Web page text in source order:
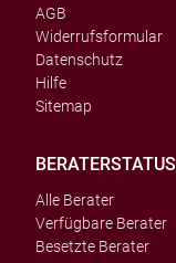
AGB
Widerrufsformular
Datenschutz
Hilfe
Sitemap
BERATERSTATUS
Alle Berater
Verfügbare Berater
Besetzte Berater